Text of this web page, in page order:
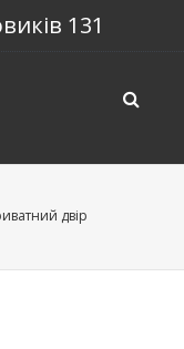
131
двір